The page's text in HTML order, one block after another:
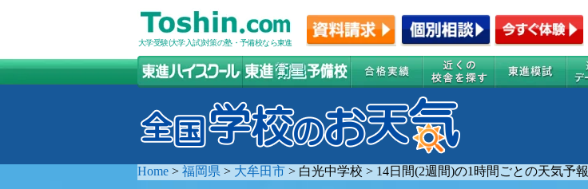
大学受験(大学入試)対策の塾・予備校なら東進
Home > 福岡県 > 大牟田市 > 白光中学校 > 14日間(2週間)の1時間ごとの天気予報